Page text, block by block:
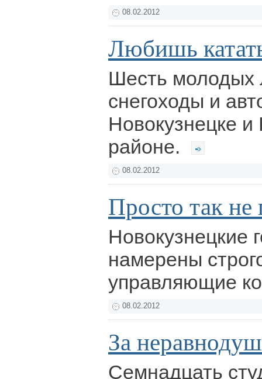
08.02.2012
Любишь
Шесть молодых
снегоходы и
Новокузнецке
районе.
08.02.2012
Просто так
Новокузнецкие
намерены
управляющие
08.02.2012
За
Семнадцать